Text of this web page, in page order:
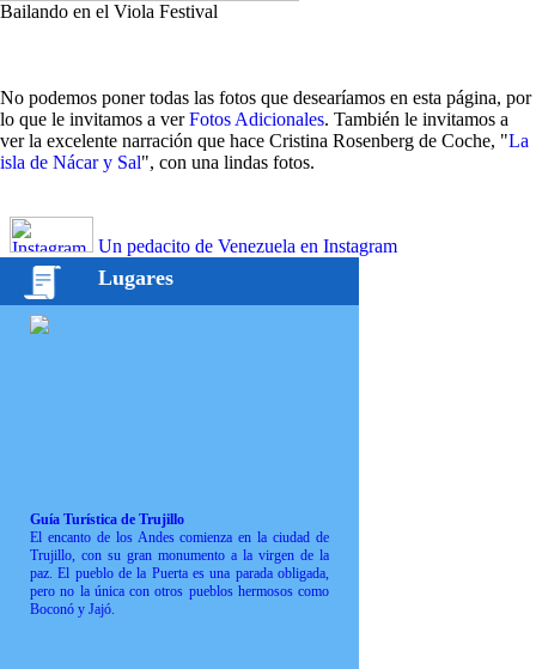
Bailando en el Viola Festival
No podemos poner todas las fotos que desearíamos en esta página, por
lo que le invitamos a verFotos Adicionales. También le invitamos a
ver la excelente narración que hace Cristina Rosenberg de Coche, "La
isla de Nácar y Sal", con una lindas fotos.
Un pedacito de Venezuela en Instagram
Lugares
Guía Turística de Trujillo
El encanto de los Andes comienza en la ciudad de
Trujillo, con su gran monumento a la virgen de la
paz. El pueblo de la Puerta es una parada obligada,
pero no la única con otros pueblos hermosos como
Boconó y Jajó.